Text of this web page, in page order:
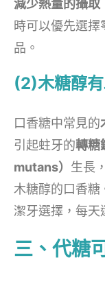
減少熱量的攝取
時可以優先選
品。
(2)木糖醇
口香糖中常見的
引起蛀牙的轉糖
mutans） 生長
木糖醇的口香糖
潔牙選擇，每天
三、代糖